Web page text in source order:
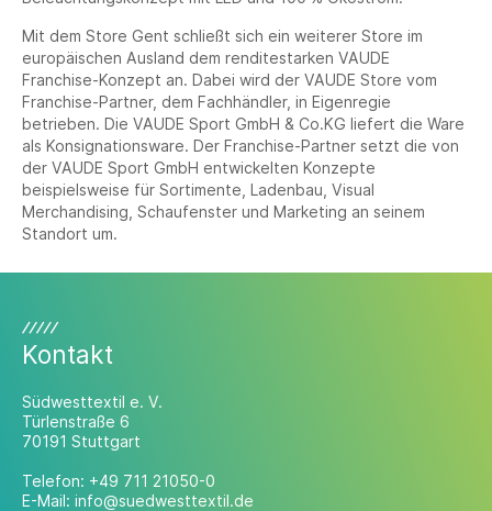
Mit dem Store Gent schließt sich ein weiterer Store im
europäischen Ausland dem renditestarken VAUDE
Franchise-Konzept an. Dabei wird der VAUDE Store vom
Franchise-Partner, dem Fachhändler, in Eigenregie
betrieben. Die VAUDE Sport GmbH & Co.KG liefert die Ware
als Konsignationsware. Der Franchise-Partner setzt die von
der VAUDE Sport GmbH entwickelten Konzepte
beispielsweise für Sortimente, Ladenbau, Visual
Merchandising, Schaufenster und Marketing an seinem
Standort um.
Kontakt
Südwesttextil e. V.
Türlenstraße 6
70191 Stuttgart
Telefon: +49 711 21050-0
E-Mail: info@suedwesttextil.de